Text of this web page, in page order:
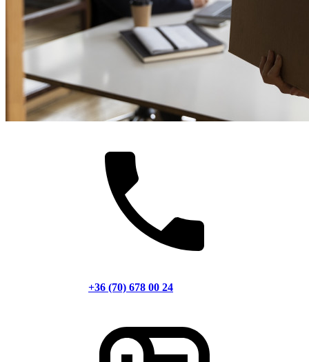
+36 (70) 678 00 24